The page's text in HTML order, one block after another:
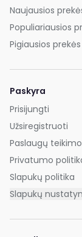
Naujausios
Populiariausios
Pigiausios prekės
Paskyra
Prisijungti
Užsiregistruoti
Paslaugų
Privatumo
Slapukų politika
Slapukų